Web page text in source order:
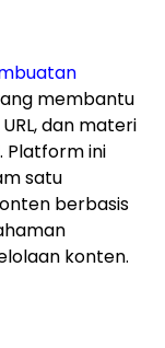
membantu
dan materi
Platform ini
satu
berbasis
konten.